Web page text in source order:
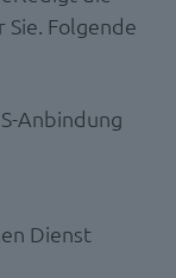
Folgende
Anbindung
Dienst